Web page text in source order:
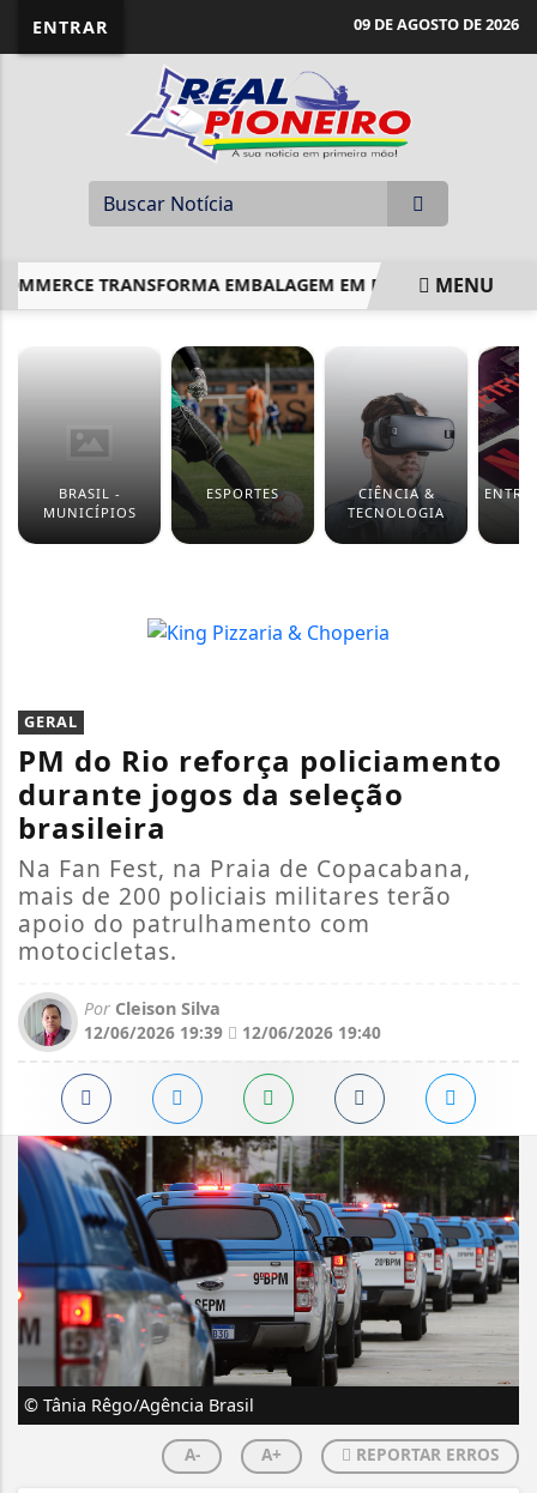
ENTRAR 09 DE AGOSTO DE 2026
TRANSFORMA EMBALAGEM EM ESTRATÉGIA EM
MENU
BRASIL -
MUNICÍPIOS
ESPORTES
CIÊNCIA &
TECNOLOGIA
GERAL
PM do Rio reforça policiamento
durante jogos da seleção
brasileira
Na Fan Fest, na Praia de Copacabana,
mais de 200 policiais militares terão
apoio do patrulhamento com
motocicletas.
Por Cleison Silva
12/06/2026 19:39
12/06/2026 19:40
© Tânia Rêgo/Agência Brasil
A- A+ REPORTAR ERROS